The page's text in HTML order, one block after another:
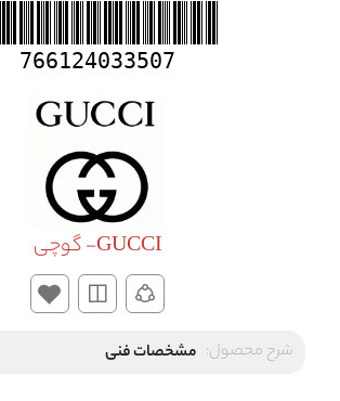
766124033507
GUCCI- گوچی
شرح محصول: مشخصات فنی